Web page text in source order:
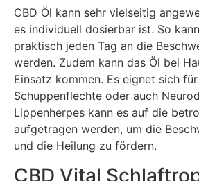
CBD Öl kann sehr vielseitig
es individuell dosierbar ist. So
praktisch jeden Tag an die
werden. Zudem kann das Öl bei
Einsatz kommen. Es eignet sich
Schuppenflechte oder auch
Lippenherpes kann es auf die
aufgetragen werden, um die
und die Heilung zu fördern.
CBD Vital